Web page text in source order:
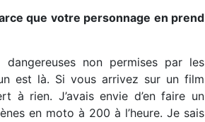
que votre personnage en prend
non permises par les
est là. Si vous arrivez sur un film
à rien. J’avais envie d’en faire un
en moto à 200 à l’heure. Je sais